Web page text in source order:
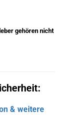
gehören nicht
& weitere